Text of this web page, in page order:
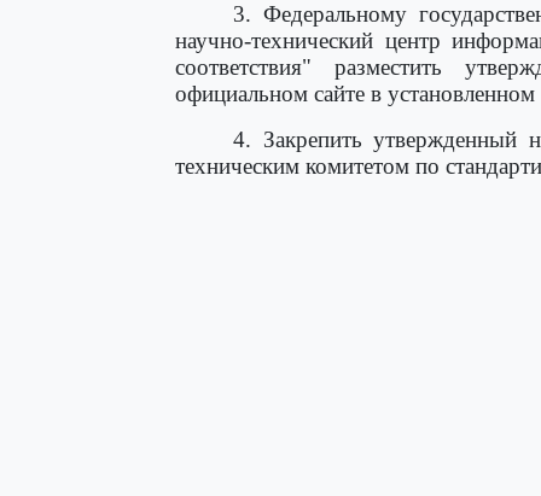
3. Федеральному
научно-технический центр
соответствия" разместить
официальном сайте в
4. Закрепить утвержденный
техническим комитетом по